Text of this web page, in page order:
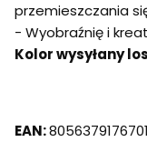
przemieszczania
- Wyobraźnię i
Kolor wysyłany
EAN:8056379176701